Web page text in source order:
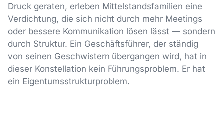
Druck geraten, erleben Mittelstandsfamilien eine
Verdichtung, die sich nicht durch mehr Meetings
oder bessere Kommunikation lösen lässt — sondern
durch Struktur. Ein Geschäftsführer, der ständig
von seinen Geschwistern übergangen wird, hat in
dieser Konstellation kein Führungsproblem. Er hat
ein Eigentumsstrukturproblem.